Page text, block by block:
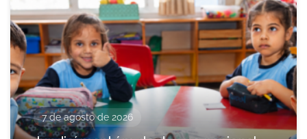
7 de agosto de 2026